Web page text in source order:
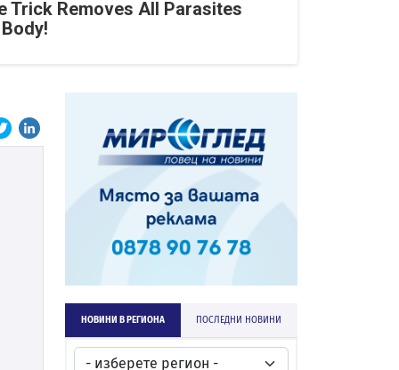
Trick Removes All Parasites
НОВИНИ В РЕГИОНА ПОСЛЕДНИ НОВИНИ